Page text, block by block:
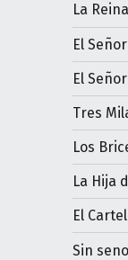
La
El
El
Tres
Los
La Hija
El
Sin